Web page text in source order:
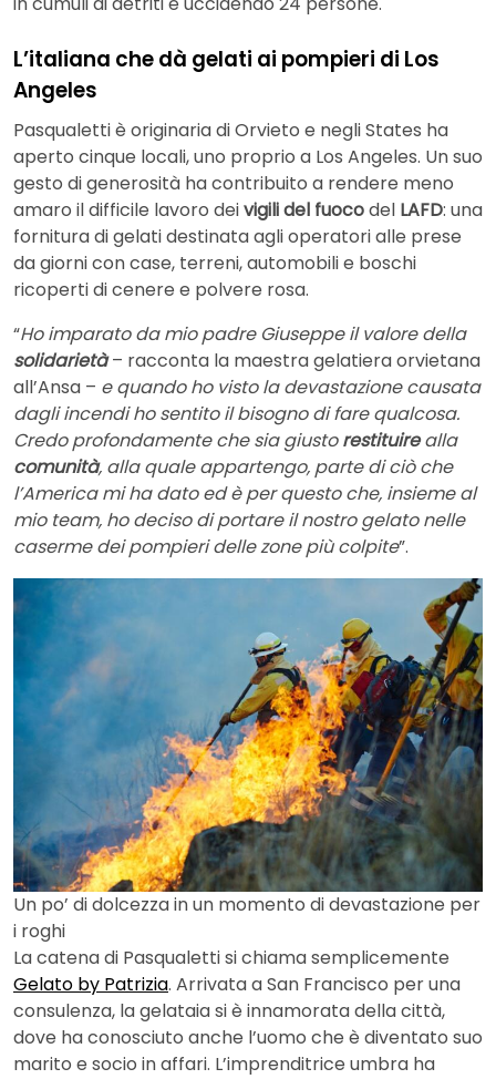
L’italiana che dà gelati ai pompieri di Los
Angeles
Pasqualetti è originaria di Orvieto e negli States ha
aperto cinque locali, uno proprio a Los Angeles. Un suo
gesto di generosità ha contribuito a rendere meno
amaro il difficile lavoro deivigili del fuocodel LAFD: una
fornitura di gelati destinata agli operatori alle prese
da giorni con case, terreni, automobili e boschi
ricoperti di cenere e polvere rosa.
“Ho imparato da mio padre Giuseppe il valore della
solidarietà– racconta la maestra gelatiera orvietana
all’Ansa – e quando ho visto la devastazione causata
dagli incendi ho sentito il bisogno di fare qualcosa.
Credo profondamente che sia giustorestituirealla
comunità, alla quale appartengo, parte di ciò che
l’America mi ha dato ed è per questo che, insieme al
mio team, ho deciso di portare il nostro gelato nelle
caserme dei pompieri delle zone più colpite”.
Un po’ di dolcezza in un momento di devastazione per
i roghi
La catena di Pasqualetti si chiama semplicemente
Gelato by Patrizia. Arrivata a San Francisco per una
consulenza, la gelataia si è innamorata della città,
dove ha conosciuto anche l’uomo che è diventato suo
marito e socio in affari. L’imprenditrice umbra ha